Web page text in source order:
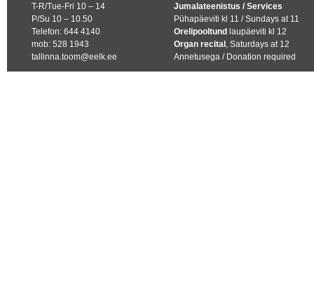
T-R/Tue-Fri 10 – 14
P/Su 10 – 10.50
Telefon: 644 4140
mob: 528 1943
tallinna.toom@eelk.ee
Jumalateenistus / Services
Pühapäeviti kl 11 / Sundays at 11
Orelipooltund laupäeviti kl 12
Organ recital , Saturdays at 12
Annetusega / Donation required